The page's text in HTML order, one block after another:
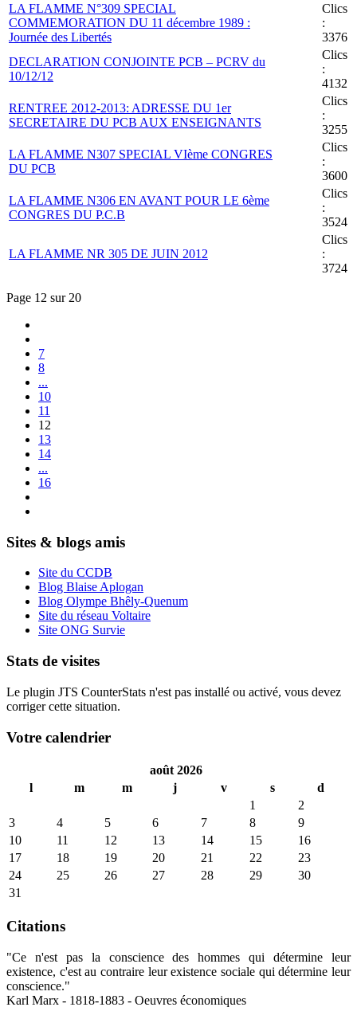
LA FLAMME N°309 SPECIAL
COMMEMORATION DU 11 décembre 1989 :
Journée des Libertés
Clics
:
3376
DECLARATION CONJOINTE PCB – PCRV du
10/12/12
Clics
:
4132
RENTREE 2012-2013: ADRESSE DU 1er
SECRETAIRE DU PCB AUX ENSEIGNANTS
Clics
:
3255
LA FLAMME N307 SPECIAL VIème CONGRES
DU PCB
Clics
:
3600
LA FLAMME N306 EN AVANT POUR LE 6ème
CONGRES DU P.C.B
Clics
:
3524
LA FLAMME NR 305 DE JUIN 2012
Clics
:
3724
Page 12 sur 20
7
8
...
10
11
12
13
14
...
16
Sites & blogs amis
Site du CCDB
Blog Blaise Aplogan
Blog Olympe Bhêly-Quenum
Site du réseau Voltaire
Site ONG Survie
Stats de visites
Le plugin JTS CounterStats n'est pas installé ou activé, vous devez
corriger cette situation.
Votre calendrier
août 2026
l
m m j v s
d
1
2
3
4 5 6 7 8
9
10
11 12 13 14 15
16
17
18 19 20 21 22
23
24
25 26 27 28 29
30
31
Citations
"Ce n'est pas la conscience des hommes qui détermine leur
existence, c'est au contraire leur existence sociale qui détermine leur
conscience."
Karl Marx - 1818-1883 - Oeuvres économiques